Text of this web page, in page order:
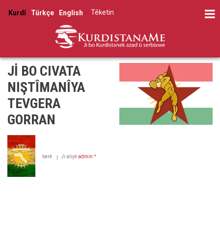
Kurdî Türkçe English
account
menu
Têketin
Jİ BO CIVATA
NIŞTÎMANÎYA
TEVGERA
GORRAN
berê Ji aliyêadmin *